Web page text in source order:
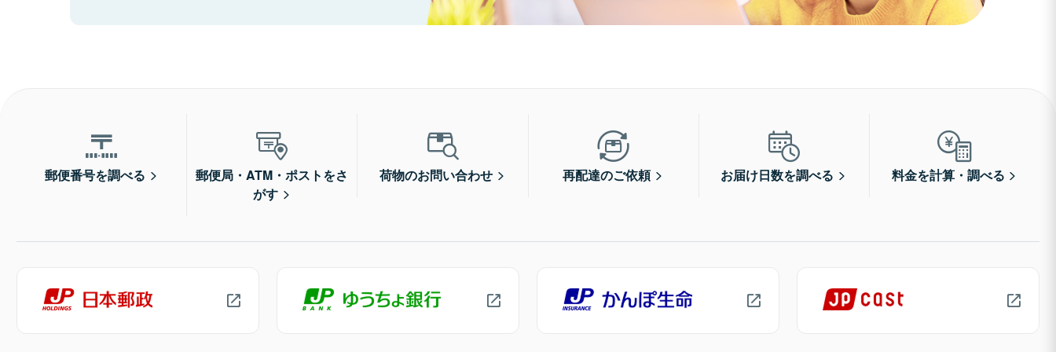
郵便番号を調べる
郵便局・ATM・ポストをさ
がす
荷物のお問い合わせ 再配達のご依頼 お届け日数を調べる 料金を計算・調べる